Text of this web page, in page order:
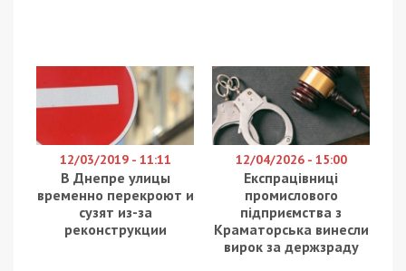
12/03/2019 - 11:11
В Днепре улицы
временно перекроют и
сузят из-за
реконструкции
12/04/2026 - 15:00
Експрацівниці
промислового
підприємства з
Краматорська винесли
вирок за держзраду